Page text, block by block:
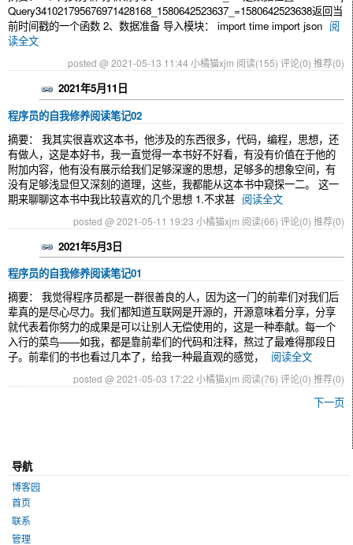
Query341021795676971428168_1580642523637_=1580642523638返回当
前时间戳的一个函数 2、数据准备 导入模块： import time import json 阅
读全文
posted @ 2021-05-13 11:44 小橘猫xjm 阅读(155) 评论(0) 推荐(0)
2021年5月11日
程序员的自我修养阅读笔记02
摘要： 我其实很喜欢这本书，他涉及的东西很多，代码，编程，思想，还
有做人，这是本好书，我一直觉得一本书好不好看，有没有价值在于他的
附加内容，他有没有展示给我们足够深邃的思想，足够多的想象空间，有
没有足够浅显但又深刻的道理，这些，我都能从这本书中窥探一二。 这一
期来聊聊这本书中我比较喜欢的几个思想 1.不求甚 阅读全文
posted @ 2021-05-11 19:23 小橘猫xjm 阅读(66) 评论(0) 推荐(0)
2021年5月3日
程序员的自我修养阅读笔记01
摘要： 我觉得程序员都是一群很善良的人，因为这一门的前辈们对我们后
辈真的是尽心尽力。我们都知道互联网是开源的，开源意味着分享，分享
就代表着你努力的成果是可以让别人无偿使用的，这是一种奉献。每一个
入行的菜鸟——如我，都是靠前辈们的代码和注释，熬过了最难得那段日
子。前辈们的书也看过几本了，给我一种最直观的感觉，
阅读全文
posted @ 2021-05-03 17:22 小橘猫xjm 阅读(76) 评论(0) 推荐(0)
下一页
导航
博客园
首页
联系
管理